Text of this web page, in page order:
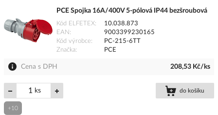
PCE Spojka 16A/400V 5-pólová IP44 bezšroubová
Kód ELFETEX
10.038.873
EAN
9003399230165
Kód výrobce
PC-215-6TT
Značka
PCE
Cena s DPH 208,53 Kč/ks
ks do košíku
+10